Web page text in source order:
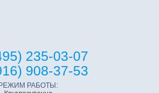
235-03-07
908-37-53
РЕЖИМ РАБОТЫ: